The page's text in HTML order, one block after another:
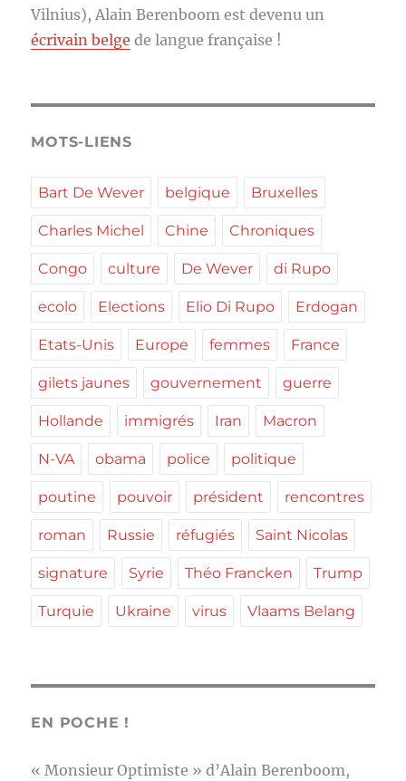
Vilnius), Alain Berenboom est devenu un
écrivain belge de langue française !
MOTS-LIENS
Bart De Wever belgique Bruxelles
Charles Michel Chine Chroniques
Congo culture De Wever di Rupo
ecolo Elections Elio Di Rupo Erdogan
Etats-Unis Europe femmes France
gilets jaunes gouvernement guerre
Hollande immigrés Iran Macron
N-VA obama police politique
poutine pouvoir président rencontres
roman Russie réfugiés Saint Nicolas
signature Syrie Théo Francken Trump
Turquie Ukraine virus Vlaams Belang
EN POCHE !
« Monsieur Optimiste » d’Alain Berenboom,